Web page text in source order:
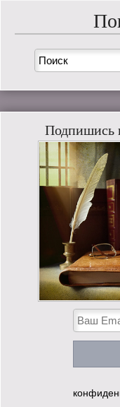
Подпишись